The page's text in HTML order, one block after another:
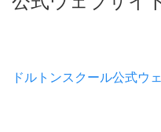
ドルトンスクール公式ウ